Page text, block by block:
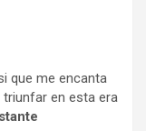
que me encanta
en esta era